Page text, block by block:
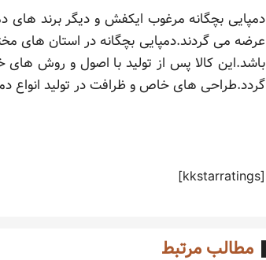
دمپایی بچگانه مرغوب ایکفش و دیگر برند های
عرضه می گردند.دمپایی بچگانه در استان های
باشد.این کالا پس از تولید با اصول و روش
گردد.طراحی های خاص و ظرافت در تولید انواع
[kkstarratings]
مطالب مرتبط